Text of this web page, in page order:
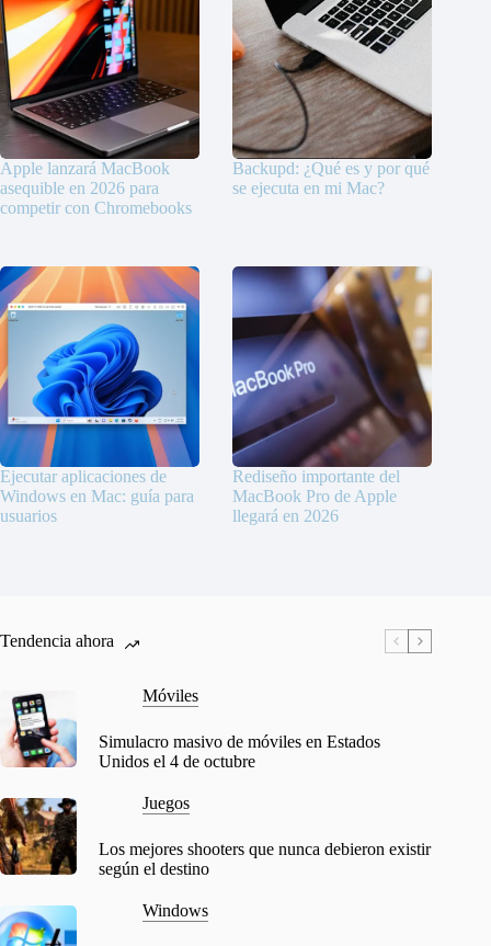
Apple lanzará MacBook
asequible en 2026 para
competir con Chromebooks
Backupd: ¿Qué es y por qué
se ejecuta en mi Mac?
Ejecutar aplicaciones de
Windows en Mac: guía para
usuarios
Rediseño importante del
MacBook Pro de Apple
llegará en 2026
Tendencia ahora
Móviles
Simulacro masivo de móviles en Estados
Unidos el 4 de octubre
Juegos
Los mejores shooters que nunca debieron existir
según el destino
Windows